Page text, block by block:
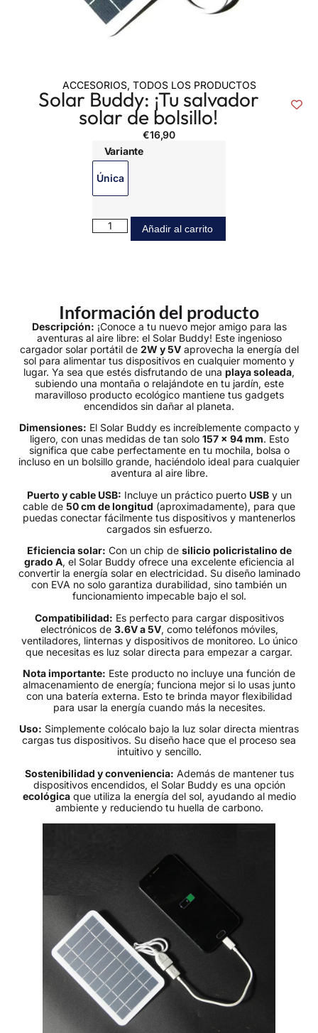
ACCESORIOS, TODOS LOS PRODUCTOS
Solar Buddy: ¡Tu salvador
solar de bolsillo!
€16,90
Variante
Única
Añadir al carrito
Información del producto
Descripción: ¡Conoce a tu nuevo mejor amigo para las
aventuras al aire libre: el Solar Buddy! Este ingenioso
cargador solar portátil de 2W y 5Vaprovecha la energía del
sol para alimentar tus dispositivos en cualquier momento y
lugar. Ya sea que estés disfrutando de una playa soleada,
subiendo una montaña o relajándote en tu jardín, este
maravilloso producto ecológico mantiene tus gadgets
encendidos sin dañar al planeta.
Dimensiones: El Solar Buddy es increíblemente compacto y
ligero, con unas medidas de tan solo 157 x 94 mm. Esto
significa que cabe perfectamente en tu mochila, bolsa o
incluso en un bolsillo grande, haciéndolo ideal para cualquier
aventura al aire libre.
Puerto y cable USB: Incluye un práctico puerto USBy un
cable de 50 cm de longitud (aproximadamente), para que
puedas conectar fácilmente tus dispositivos y mantenerlos
cargados sin esfuerzo.
Eficiencia solar: Con un chip de silicio policristalino de
grado A, el Solar Buddy ofrece una excelente eficiencia al
convertir la energía solar en electricidad. Su diseño laminado
con EVA no solo garantiza durabilidad, sino también un
funcionamiento impecable bajo el sol.
Compatibilidad: Es perfecto para cargar dispositivos
electrónicos de 3.6V a 5V, como teléfonos móviles,
ventiladores, linternas y dispositivos de monitoreo. Lo único
que necesitas es luz solar directa para empezar a cargar.
Nota importante: Este producto no incluye una función de
almacenamiento de energía; funciona mejor si lo usas junto
con una batería externa. Esto te brinda mayor flexibilidad
para usar la energía cuando más la necesites.
Uso: Simplemente colócalo bajo la luz solar directa mientras
cargas tus dispositivos. Su diseño hace que el proceso sea
intuitivo y sencillo.
Sostenibilidad y conveniencia: Además de mantener tus
dispositivos encendidos, el Solar Buddy es una opción
ecológicaque utiliza la energía del sol, ayudando al medio
ambiente y reduciendo tu huella de carbono.